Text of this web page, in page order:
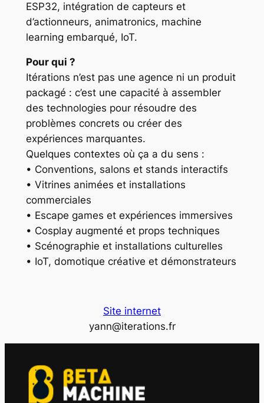
ESP32, intégration de capteurs et
d’actionneurs, animatronics, machine
learning embarqué, IoT.
Pour qui ?
Itérations n’est pas une agence ni un produit
packagé : c’est une capacité à assembler
des technologies pour résoudre des
problèmes concrets ou créer des
expériences marquantes.
Quelques contextes où ça a du sens :
• Conventions, salons et stands interactifs
• Vitrines animées et installations
commerciales
• Escape games et expériences immersives
• Cosplay augmenté et props techniques
• Scénographie et installations culturelles
• IoT, domotique créative et démonstrateurs
Site internet
yann@iterations.fr